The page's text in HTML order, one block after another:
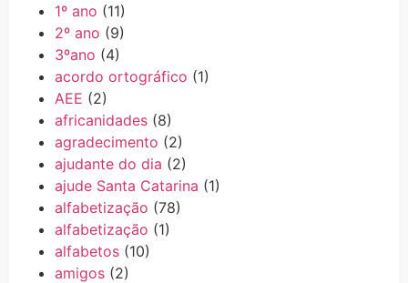
1º ano (11)
2º ano (9)
3ºano (4)
acordo ortográfico (1)
AEE (2)
africanidades (8)
agradecimento (2)
ajudante do dia (2)
ajude Santa Catarina (1)
alfabetização (78)
alfabetização (1)
alfabetos (10)
amigos (2)